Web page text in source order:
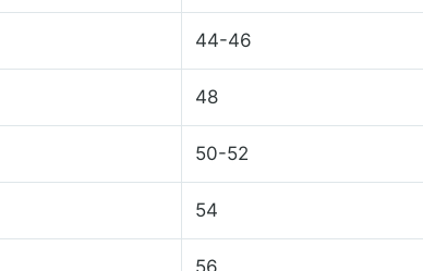
44-46
48
50-52
54
56